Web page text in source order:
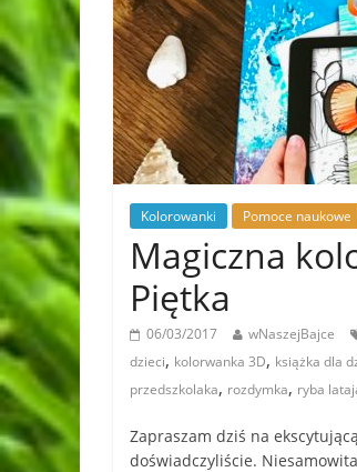
Kolorowanki Pomoce naukowe
Magiczna
Piętka
06/03/2017 wNaszejBajce
dzieci, kolorwanka 3D, książka dla
przedszkolaka, rozdymka, ryba
Zapraszam dziś na
doświadczyliście.